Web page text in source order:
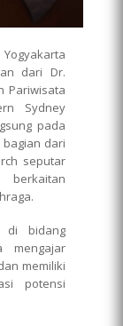
dari Dr.
Pariwisata
Sydney
pada
bagian dari
seputar
berkaitan
di bidang
mengajar
memiliki
potensi